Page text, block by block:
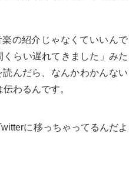
の紹介じゃなくていいんで
らい遅れてきました」みた
んだら、なんかわかんない
わるんです。
に移っちゃってるんだよ